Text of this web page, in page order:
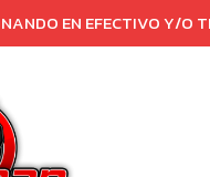
EN EFECTIVO Y/O